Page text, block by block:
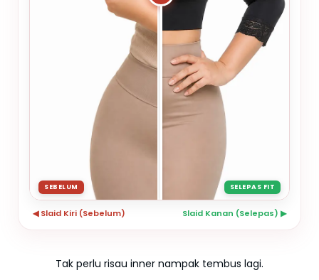
SELEPAS FIT
SEBELUM
◀ Slaid Kiri (Sebelum) Slaid Kanan (Selepas) ▶
Tak perlu risau inner nampak tembus lagi.